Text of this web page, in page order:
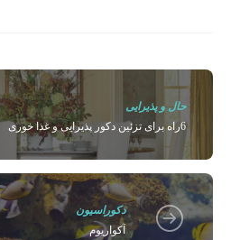
حال و پذیرایی
6راه برای تزئین دکور پذیرایی و غذا خوری
دکوراسیون
آکواریوم